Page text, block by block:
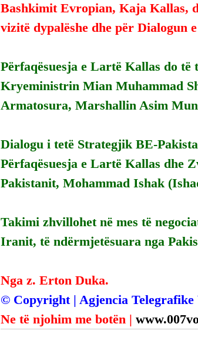
Bashkimit Evropian, Kaja Kallas,
vizitë dypalëshe dhe për Dialogun
Përfaqësuesja e Lartë Kallas do
Kryeministrin Mian Muhammad
Armatosura, Marshallin Asim
Dialogu i tetë Strategjik BE-
Përfaqësuesja e Lartë Kallas dhe
Pakistanit, Mohammad Ishak
Takimi zhvillohet në mes të
Iranit, të ndërmjetësuara nga
Nga z. Erton Duka.
© Copyright | Agjencia Telegrafike
Ne të njohim me botën |